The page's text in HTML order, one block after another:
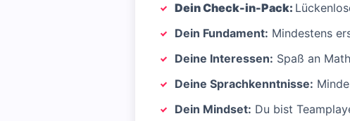
Dein Check-in-Pack:
Dein Fundament: Mindestens
Deine Interessen: Spaß an
Deine Sprachkenntnisse:
Dein Mindset: Du bist